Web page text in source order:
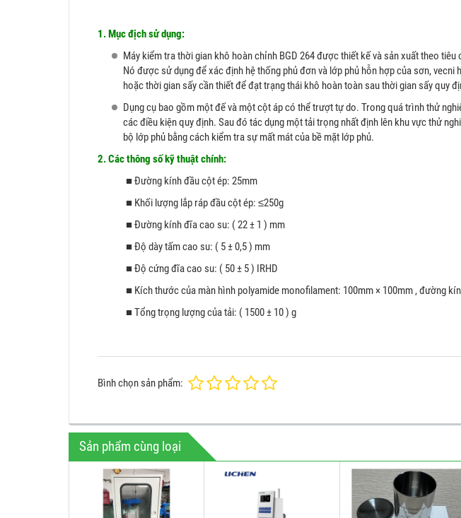
1. Mục địch sử dụng:
Máy kiểm tra thời gian khô hoàn chỉnh BGD 264 được thiết kế và sản xuất theo
Nó được sử dụng để xác định hệ thống phủ đơn và lớp phủ hỗn hợp của sơn,
hoặc thời gian sấy cần thiết để đạt trạng thái khô hoàn toàn sau thời gian sấy quy
Dụng cụ bao gồm một đế và một cột áp có thể trượt tự do. Trong quá trình thử
các điều kiện quy định. Sau đó tác dụng một tải trọng nhất định lên khu vực thử
bộ lớp phủ bằng cách kiểm tra sự mất mát của bề mặt lớp phủ.
2. Các thông số kỹ thuật chính:
■ Đường kính đầu cột ép: 25mm
■ Khối lượng lắp ráp đầu cột ép: ≤250g
■ Đường kính đĩa cao su: ( 22 ± 1 ) mm
■ Độ dày tấm cao su: ( 5 ± 0,5 ) mm
■ Độ cứng đĩa cao su: ( 50 ± 5 ) IRHD
■ Kích thước của màn hình polyamide monofilament: 100mm × 100mm , đường
■ Tổng trọng lượng của tải: ( 1500 ± 10 ) g
Bình chọn sản phẩm:
Sản phẩm cùng loại